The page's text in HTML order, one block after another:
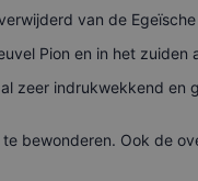
van de
Pion en in het zuiden
zeer indrukwekkend en
bewonderen. Ook de